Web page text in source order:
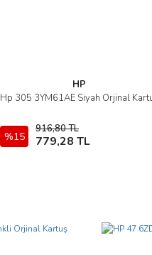
HP
Hp 305 3YM61AE Siyah Orjinal
%15
916,80 TL
779,28 TL
İncele
Sepete Ekle